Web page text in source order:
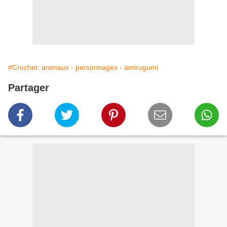
#Crochet: animaux - personnages - amirugumi
Partager